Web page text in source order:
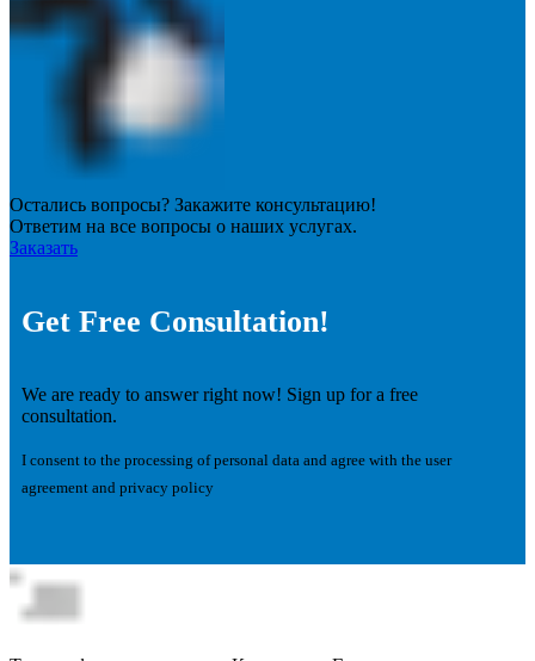
Остались вопросы? Закажите консультацию!
Ответим на все вопросы о наших услугах.
Заказать
Get Free Consultation!
We are ready to answer right now! Sign up for a free
consultation.
I consent to the processing of personal data and agree with the user
agreement and privacy policy